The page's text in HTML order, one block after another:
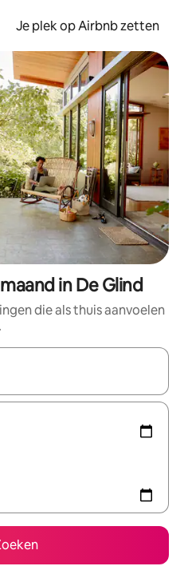
Je plek op Airbnb zetten
in De Glind
die als thuis aanvoelen
zijn, maak je een keuze